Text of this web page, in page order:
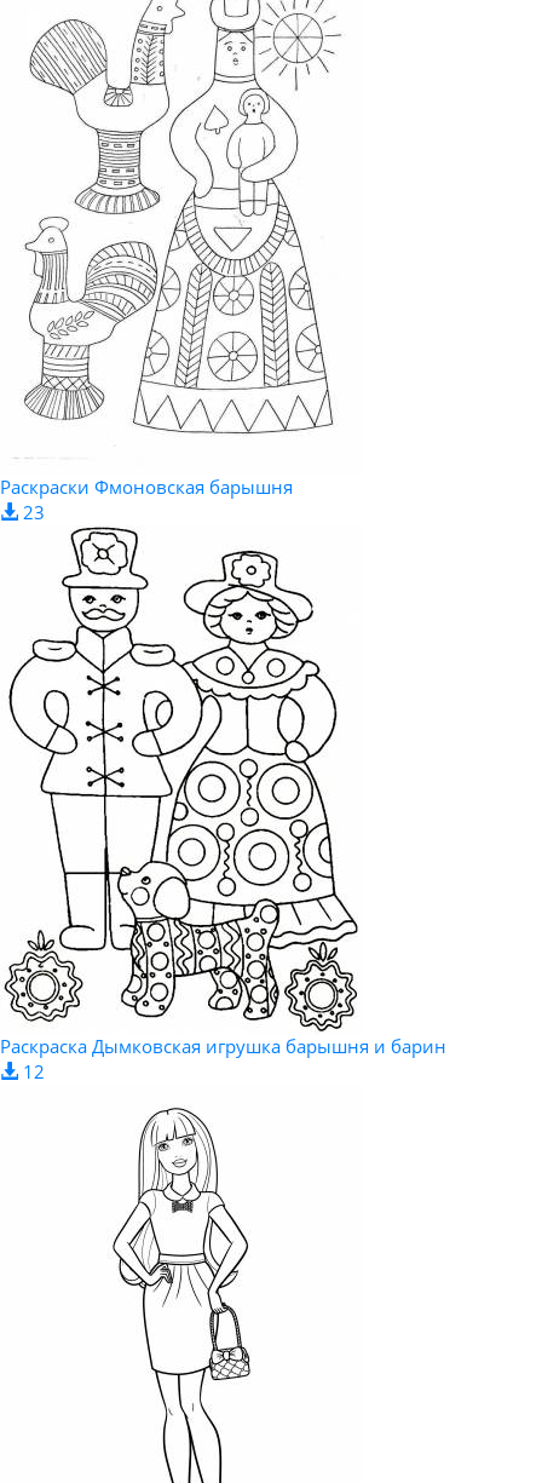
Раскраски Фмоновская барышня
23
Раскраска Дымковская игрушка барышня и барин
12